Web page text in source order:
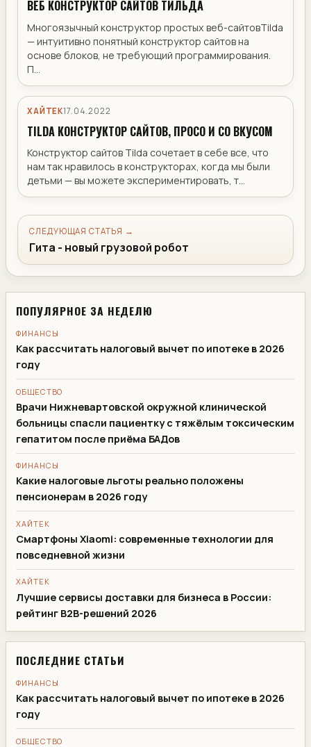
ВЕБ КОНСТРУКТОР САЙТОВ ТИЛЬДА
Многоязычный конструктор простых веб-сайтовTilda
— интуитивно понятный конструктор сайтов на
основе блоков, не требующий программирования.
П...
ХАЙТЕК17.04.2022
TILDA КОНСТРУКТОР САЙТОВ, ПРОСО И СО ВКУСОМ
​Конструктор сайтов Tilda сочетает в себе все, что
нам так нравилось в конструкторах, когда мы были
детьми — вы можете экспериментировать, т...
СЛЕДУЮЩАЯ СТАТЬЯ →
Гита - новый грузовой робот
ПОПУЛЯРНОЕ ЗА НЕДЕЛЮ
ФИНАНСЫ
Как рассчитать налоговый вычет по ипотеке в 2026
году
ОБЩЕСТВО
Врачи Нижневартовской окружной клинической
больницы спасли пациентку с тяжёлым токсическим
гепатитом после приёма БАДов
ФИНАНСЫ
Какие налоговые льготы реально положены
пенсионерам в 2026 году
ХАЙТЕК
Смартфоны Xiaomi: современные технологии для
повседневной жизни
ХАЙТЕК
Лучшие сервисы доставки для бизнеса в России:
рейтинг B2B-решений 2026
ПОСЛЕДНИЕ СТАТЬИ
ФИНАНСЫ
Как рассчитать налоговый вычет по ипотеке в 2026
году
ОБЩЕСТВО